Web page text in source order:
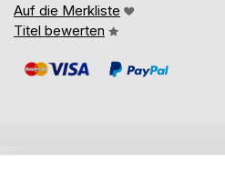
Auf die Merkliste
Titel bewerten